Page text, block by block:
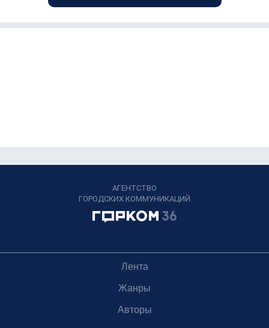
АГЕНТСТВО
ГОРОДСКИХ КОММУНИКАЦИЙ
Лента
Жанры
Авторы